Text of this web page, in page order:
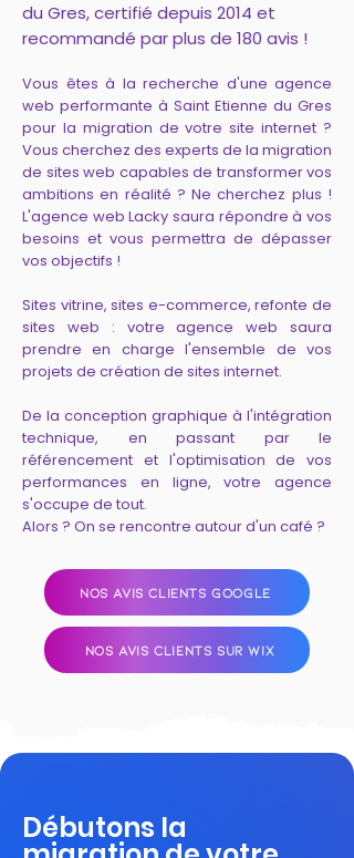
du Gres, certifié depuis 2014 et
recommandé par plus de 180 avis !
Vous êtes à la recherche d'une agence
web performante à Saint Etienne du Gres
pour la migration de votre site internet ?
Vous cherchez des experts de la migration
de sites web capables de transformer vos
ambitions en réalité ? Ne cherchez plus !
L'agence web Lacky saura répondre à vos
besoins et vous permettra de dépasser
vos objectifs !
Sites vitrine, sites e-commerce, refonte de
sites web : votre agence web saura
prendre en charge l'ensemble de vos
projets de création de sites internet.
De la conception graphique à l'intégration
technique, en passant par le
référencement et l'optimisation de vos
performances en ligne, votre agence
s'occupe de tout.
Alors ? On se rencontre autour d'un café ?
NOS AVIS CLIENTS GOOGLE
NOS AVIS CLIENTS SUR WIX
Débutons la